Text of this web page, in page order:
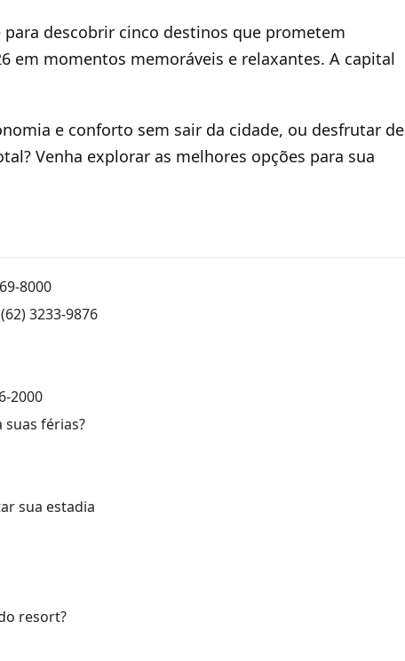
para descobrir cinco destinos que prometem
em momentos memoráveis e relaxantes. A capital
e conforto sem sair da cidade, ou desfrutar de
Venha explorar as melhores opções para sua
8000
3233-9876
2000
suas férias?
sua estadia
resort?